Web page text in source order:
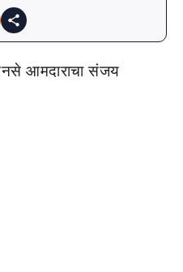
आमदाराचा संजय